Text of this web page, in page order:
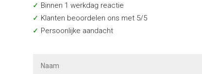
✓ Binnen 1 werkdag reactie
✓ Klanten beoordelen ons met 5/5
✓ Persoonlijke aandacht